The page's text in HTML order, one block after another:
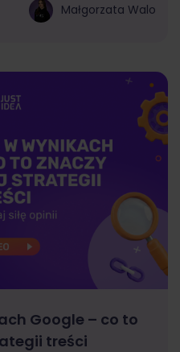
Małgorzata Walo
Google – co to
treści